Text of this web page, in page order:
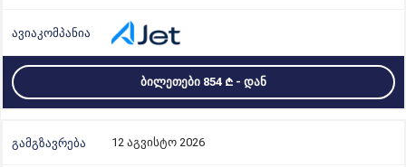
ᲑᲘᲚᲔᲗᲔᲑᲘ 854 - ᲓᲐᲜ
12 აგვისტო 2026